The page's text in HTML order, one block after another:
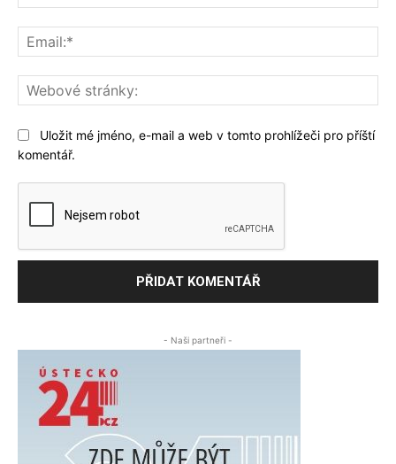
Uložit mé jméno, e-mail a web v tomto prohlížeči pro příští
komentář.
- Naši partneři -